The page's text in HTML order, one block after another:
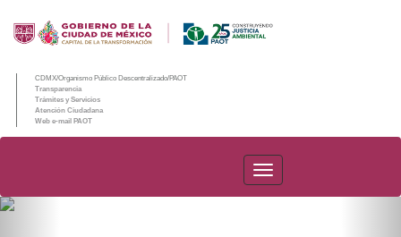
CDMX/Organismo Público Descentralizado/PAOT
Transparencia
Trámites y Servicios
Atención Ciudadana
Web e-mail PAOT
PAOT